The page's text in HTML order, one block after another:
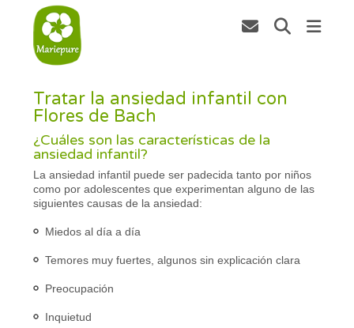
Tratar la ansiedad infantil con
Flores de Bach
¿Cuáles son las características de la
ansiedad infantil?
La ansiedad infantil puede ser padecida tanto por niños
como por adolescentes que experimentan alguno de las
siguientes causas de la ansiedad:
Miedos al día a día
Temores muy fuertes, algunos sin explicación clara
Preocupación
Inquietud